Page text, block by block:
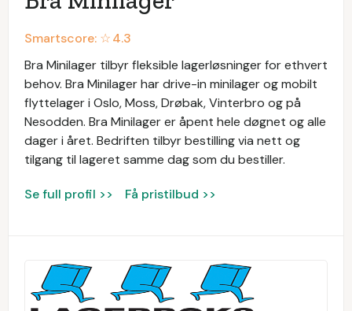
Smartscore: ☆4.3
Bra Minilager tilbyr fleksible lagerløsninger for ethvert
behov. Bra Minilager har drive-in minilager og mobilt
flyttelager i Oslo, Moss, Drøbak, Vinterbro og på
Nesodden. Bra Minilager er åpent hele døgnet og alle
dager i året. Bedriften tilbyr bestilling via nett og
tilgang til lageret samme dag som du bestiller.
Se full profil >> Få pristilbud >>